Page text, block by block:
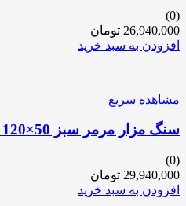
(0)
26,940,000 تومان
افزودن به سبد خرید
مشاهده سریع
سنگ مزار مرمر سبز 50×120 زیبا کد 269
(0)
29,940,000 تومان
افزودن به سبد خرید